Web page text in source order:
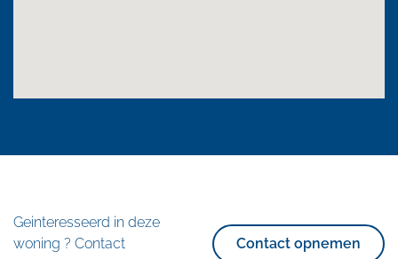
Geinteresseerd in deze
woning ? Contact
Contact opnemen